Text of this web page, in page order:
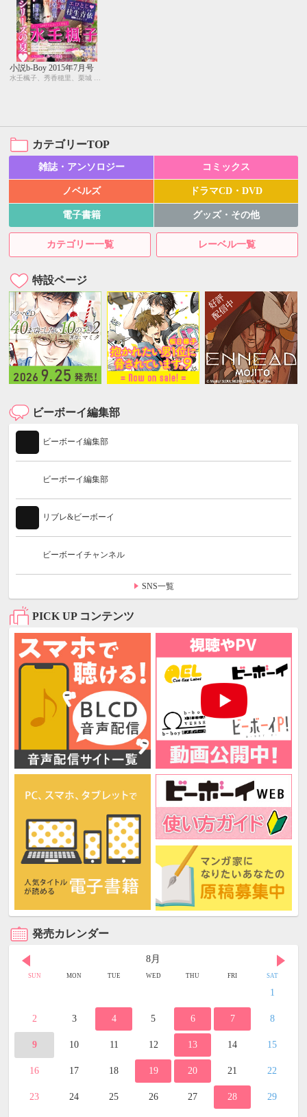
小説b-Boy 2015年7月号
カテゴリーTOP
雑誌・アンソロジー コミックス
ノベルズ ドラマCD・DVD
電子書籍 グッズ・その他
カテゴリー一覧 レーベル一覧
特設ページ
ビーボーイ編集部
ビーボーイ編集部
ビーボーイ編集部
リブレ&ビーボーイ
ビーボーイチャンネル
SNS一覧
PICK UP コンテンツ
発売カレンダー
8月
SUN MON TUE WED THU FRI SAT
1
2 3 4 5 6 7 8
9 10 11 12 13 14 15
16 17 18 19 20 21 22
23 24 25 26 27 28 29